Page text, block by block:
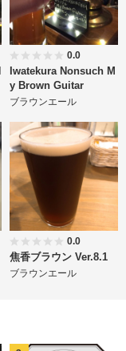
0.0
Iwatekura Nonsuch M
y Brown Guitar
ブラウンエール
0.0
焦香ブラウン Ver.8.1
ブラウンエール